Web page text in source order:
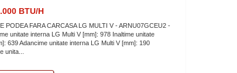
BTU/H
PODEA FARA CARCASA LG MULTI V - ARNU07GCEU2 -
unitate interna LG Multi V [mm]: 978 Inaltime unitate
639 Adancime unitate interna LG Multi V [mm]: 190
unita...